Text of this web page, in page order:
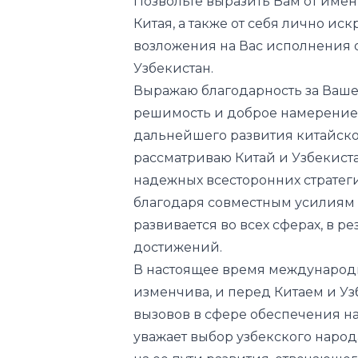
Китая, а также от себя лично
возложения на Вас исполнения
Узбекистан.
Выражаю благодарность за
решимость и доброе
дальнейшего развития
рассматриваю Китай и
надежных всесторонних
благодаря совместным
развивается во всех сферах, в
достижений.
В настоящее время
изменчива, и перед Китаем и
вызовов в сфере обеспечения
уважает выбор узбекского